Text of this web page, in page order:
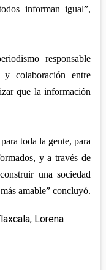
informan igual”,
responsable
colaboración entre
que la información
toda la gente, para
y a través de
una sociedad
amable” concluyó.
, Lorena